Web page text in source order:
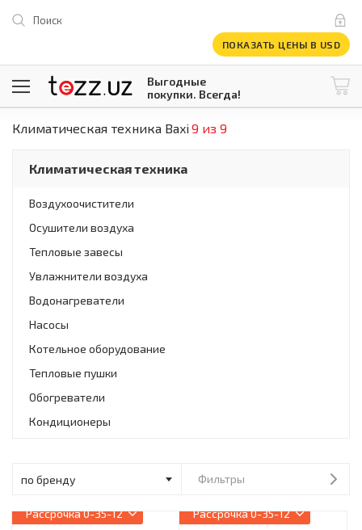
Поиск
ПОКАЗАТЬ ЦЕНЫ В USD
Выгодные
покупки. Всегда!
1 USD = 12 296.16 сум\ @tezzuz
Все категории
Компьютеры и оргтехника
Телевизоры
Климатическая техника
Встраиваемая техника
Инструменты и техника
Товары для дома
Климатическая техника
Встраиваемая техника
Крупнобытовая техника
Мелкая бытовая техника
Климатическая техника Baxi 9 из 9
Климатическая техника
Воздухоочистители
Осушители воздуха
Тепловые завесы
Увлажнители воздуха
Водонагреватели
Насосы
Котельное оборудование
Тепловые пушки
Обогреватели
Кондиционеры
Фильтры
Рассрочка0-35-12 Рассрочка0-35-12